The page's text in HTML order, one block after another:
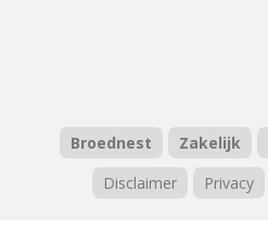
Broednest Zakelijk
Disclaimer
Privacy